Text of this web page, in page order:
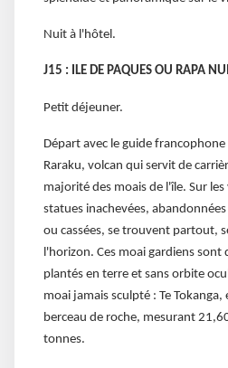
Nuit à l'hôtel.
J15 : ILE DE PAQUES OU RAPA NUI
Petit déjeuner.
Départ avec le guide
Raraku, volcan qui servit de
majorité des moais de l'île. Sur
statues inachevées,
ou cassées, se trouvent partout,
l'horizon. Ces moai gardiens
plantés en terre et sans orbite
moai jamais sculpté : Te Tokanga,
berceau de roche, mesurant
tonnes.